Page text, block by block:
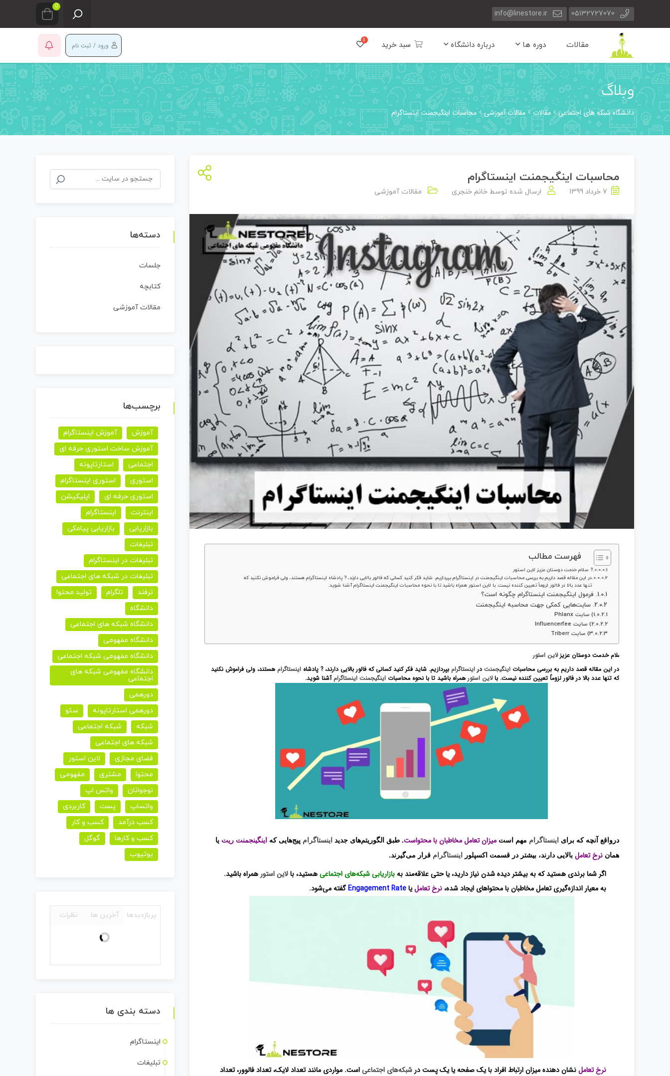
05132727070
info@linestore.ir
0
مقالات دوره ها درباره دانشگاه سبد خرید ورود / ثبت نام
وبلاگ
دانشگاه شبکه های اجتماعی مقالات مقالات آموزشی محاسبات اینگیجمنت اینستاگرام
محاسبات اینگیجمنت اینستاگرام
7 خرداد 1399 ارسال شده توسط خانم خنجری مقالات آموزشی
فهرست مطالب
? سلام خدمت دوستان عزیز لاین استور
در این مقاله قصد داریم به بررسی محاسبات اینگیجمنت در اینستاگرام بپردازیم. شاید فکر کنید کسانی که فالور بالایی دارند، ? پادشاه اینستاگرام هستند، ولی فراموش نکنید که
تنها عدد بالا در فالور لزوماً تعیین کننده نیست. با لاین استور همراه باشید تا با نحوه محاسبات اینگیجمنت اینستاگرام آشنا شوید.
1. فرمول اینگیجمنت اینستاگرام چگونه است؟
2. سایت‌هایی کمکی جهت محاسبه اینگیجمنت
1) سایت Phlanx
2) سایت Influencerfee
3) سایت Triberr
? سلام خدمت دوستان عزیزلاین استور
در این مقاله قصد داریم به بررسی محاسبات اینگیجمنت در اینستاگرام بپردازیم. شاید فکر کنید کسانی که فالور بالایی دارند، ? پادشاه اینستاگرام هستند، ولی فراموش نکنید
که تنها عدد بالا در فالور لزوماً تعیین کننده نیست. بالاین استور همراه باشید تا با نحوه محاسبات اینگیجمنت اینستاگرام آشنا شوید.
درواقع آنچه که برای اینستاگرام مهم است میزان تعامل مخاطبان با محتواست. طبق الگوریتم‌های جدید اینستاگرام پیج‌هایی که اینگینجمنت ریت یا
همان نرخ تعامل بالایی دارند، بیشتر در قسمت اکسپلور اینستاگرام قرار می‌گیرند.
اگر شما برندی هستید که به بیشتر دیده شدن نیاز دارید، یا حتی علاقه‌مند بهبازاریابی شبکه‌های اجتماعیهستید، بالاین استور همراه باشید.
به معیار اندازه‌گیری تعامل مخاطبان با محتواهای ایجاد شده،نرخ تعاملیاEngagement Rate گفته می‌شود.
نرخ تعاملنشان دهنده میزان ارتباط افراد با یک صفحه یا یک پست در شبکه‌های اجتماعیاست. مواردی مانند تعداد لایک، تعداد فالوور، تعداد
جستجو
برای:
دسته‌ها
جلسات
کتابچه
مقالات آموزشی
برچسب‌ها
آموزش
آموزش اینستاگرام
آموزش ساخت استوری حرفه ای
اجتماعی
استارتاپونه
استوری
استوری اینستاگرام
استوری حرفه ای
اپلیکیشن
اینترنت
اینستاگرام
بازاریابی
بازاریابی پیامکی
تبلیغات
تبلیغات در اینستاگرام
تبلیغات در شبکه های اجتماعی
ترفند
تلگرام
تولید محتوا
دانشگاه
دانشگاه شبکه های اجتماعی
دانشگاه مفهومی
دانشگاه مفهومی شبکه اجتماعی
دانشگاه مفهومی شبکه های
اجتماعی
دورهمی
دورهمی استارتاپونه
سئو
شبکه
شبکه اجتماعی
شبکه های اجتماعی
فضای مجازی
لاین استور
محتوا
مشتری
مفهومی
نوجوانان
واتس اپ
واتساپ
پست
کاربردی
کسب درآمد
کسب و کار
کسب و کارها
گوگل
یوتیوب
پربازدیدها آخرین ها نظرات
دسته بندی ها
اینستاگرام
تبلیغات